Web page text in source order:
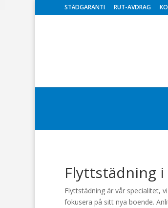
STÄDGARANTI RUT-AVDRAG
Flyttstädning i
Flyttstädning är vår specialitet,
fokusera på sitt nya boende.